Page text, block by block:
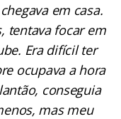
em casa.
tentava focar em
Era difícil ter
ocupava a hora
conseguia
mas meu